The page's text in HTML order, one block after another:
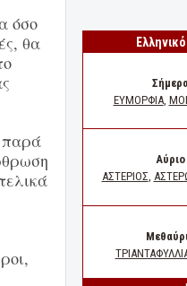
όσο
θα
παρά